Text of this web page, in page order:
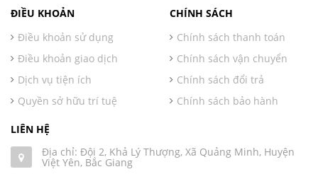
ĐIỀU KHOẢN
Điều khoản sử dụng
Điều khoản giao dịch
Dịch vụ tiện ích
Quyền sở hữu trí tuệ
CHÍNH SÁCH
Chính sách thanh toán
Chính sách vận chuyển
Chính sách đổi trả
Chính sách bảo hành
LIÊN HỆ
Địa chỉ: Đội 2, Khả Lý Thượng, Xã Quảng Minh, Huyện
Việt Yên, Bắc Giang